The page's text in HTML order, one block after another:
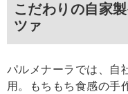
こだわりの自家
ツァ
パルメナーラでは、自
用。もちもち食感の手